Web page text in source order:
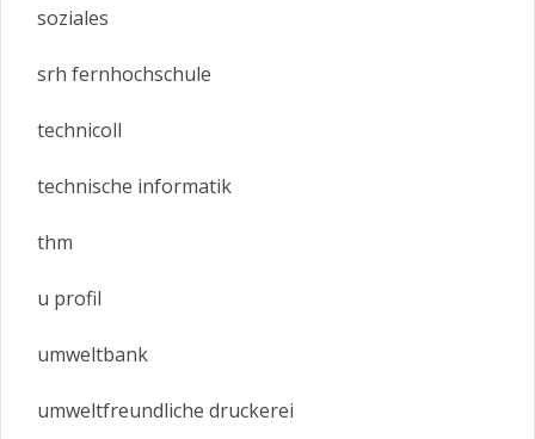
soziales
srh fernhochschule
technicoll
technische informatik
thm
u profil
umweltbank
umweltfreundliche druckerei